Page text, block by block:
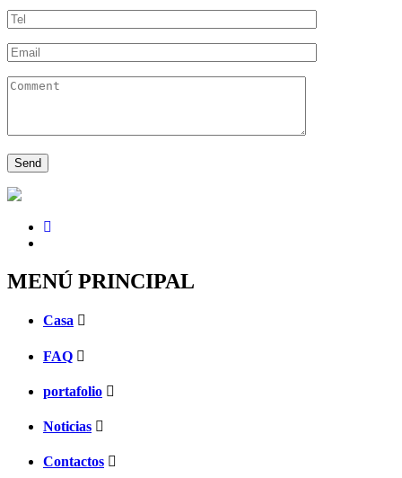
MENÚ PRINCIPAL
Casa
FAQ
portafolio
Noticias
Contactos